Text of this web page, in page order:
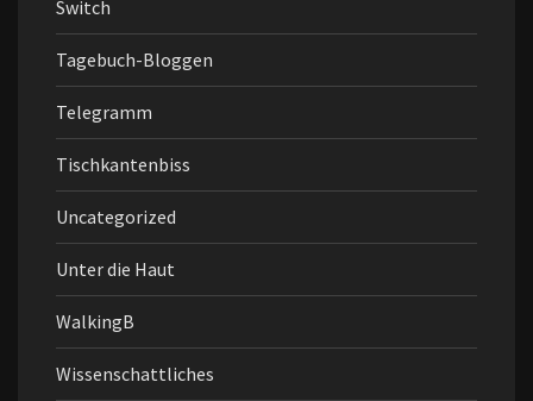
Switch
Tagebuch-Bloggen
Telegramm
Tischkantenbiss
Uncategorized
Unter die Haut
WalkingB
Wissenschattliches